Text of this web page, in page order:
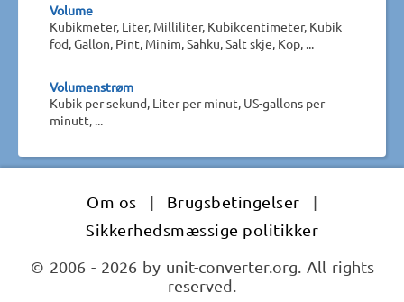
Volume
Kubikmeter, Liter, Milliliter, Kubikcentimeter, Kubik
fod, Gallon, Pint, Minim, Sahku, Salt skje, Kop, ...
Volumenstrøm
Kubik per sekund, Liter per minut, US-gallons per
minutt, ...
Om os | Brugsbetingelser
|
Sikkerhedsmæssige politikker
© 2006 - 2026 by unit-converter.org. All rights
reserved.